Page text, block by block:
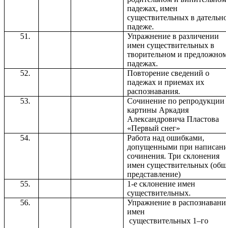
падежах, имен
существительных в
падеже.
Упражнение в различении
имен существительных в
творительном и
падежах.
Повторение сведений о
падежах и приемах их
распознавания.
Сочинение по репродукции
картины Аркадия
Александровича Пластова
«Первый снег»
Работа над ошибками,
допущенными при
сочинения. Три склонения
имен существительных
представление)
1-е склонение имен
существительных.
Упражнение в
имен
существительных 1–го